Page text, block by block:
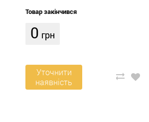
Товар закінчився
0 грн
Уточнити
наявність